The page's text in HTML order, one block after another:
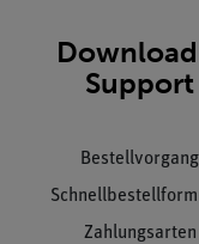
Support
Bestellvorgang
Zahlungsarten